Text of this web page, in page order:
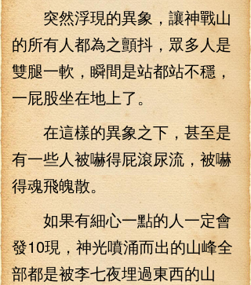
突然浮現的異象，讓神戰山
的所有人都為之顫抖，眾多人是
雙腿一軟，瞬間是站都站不穩，
一屁股坐在地上了。
在這樣的異象之下，甚至是
有一些人被嚇得屁滾尿流，被嚇
得魂飛魄散。
如果有細心一點的人一定會
發10現，神光噴涌而出的山峰全
部都是被李七夜埋過東西的山